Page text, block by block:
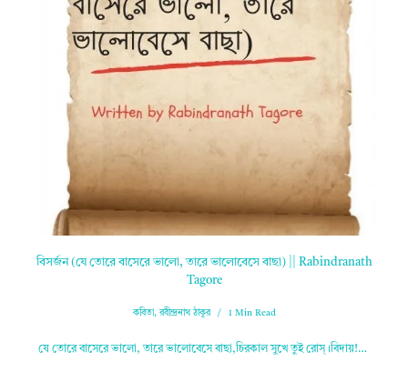
বিসর্জন (যে তোরে বাসেরে ভালো, তারে ভালোবেসে বাছা) || Rabindranath
Tagore
কবিতা,রবীন্দ্রনাথ ঠাকুর 1 Min Read
যে তোরে বাসেরে ভালো, তারে ভালোবেসে বাছা,চিরকাল সুখে তুই রোস্‌।বিদায়!…